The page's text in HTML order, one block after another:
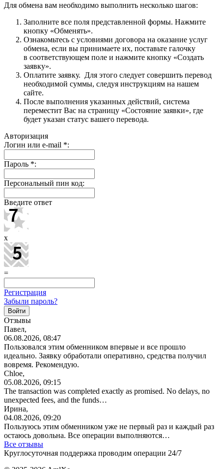
Для обмена вам необходимо выполнить несколько шагов:
Заполните все поля представленной формы. Нажмите
кнопку «Обменять».
Ознакомьтесь с условиями договора на оказание услуг
обмена, если вы принимаете их, поставьте галочку
в соответствующем поле и нажмите кнопку «Создать
заявку».
Оплатите заявку. Для этого следует совершить перевод
необходимой суммы, следуя инструкциям на нашем
сайте.
После выполнения указанных действий, система
переместит Вас на страницу «Состояние заявки», где
будет указан статус вашего перевода.
Авторизация
Логин или e-mail *:
Пароль *:
Персональный пин код:
Введите ответ
x
=
Регистрация
Забыли пароль?
Отзывы
Павел,
06.08.2026, 08:47
Пользовался этим обменником впервые и все прошло
идеально. Заявку обработали оперативно, средства получил
вовремя. Рекомендую.
Chloe,
05.08.2026, 09:15
The transaction was completed exactly as promised. No delays, no
unexpected fees, and the funds…
Ирина,
04.08.2026, 09:20
Пользуюсь этим обменником уже не первый раз и каждый раз
остаюсь довольна. Все операции выполняются…
Все отзывы
Круглосуточная поддержка проводим операции 24/7